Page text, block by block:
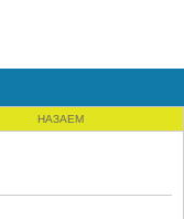
НАЗАЕМ